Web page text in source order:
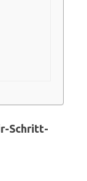
Schritt-